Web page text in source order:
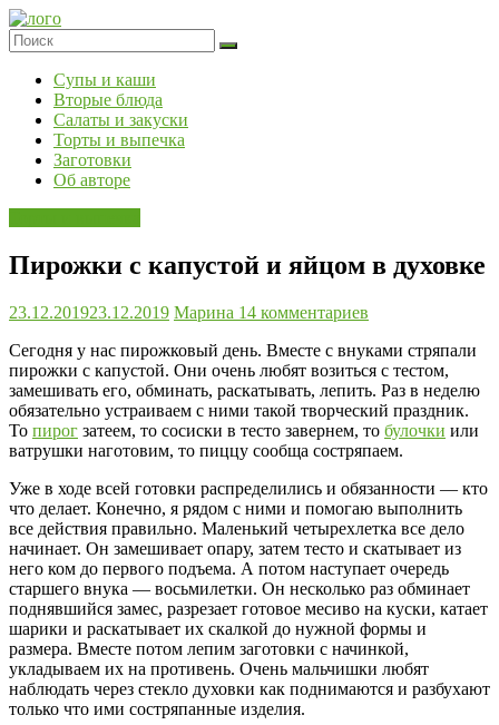
Skip
to
content
Супы и каши
Вторые блюда
Салаты и закуски
Торты и выпечка
Заготовки
Об авторе
Пирожки с капустой и яйцом в духовке
23.12.201923.12.2019 Марина 14 комментариев
Сегодня у нас пирожковый день. Вместе с внуками стряпали
пирожки с капустой. Они очень любят возиться с тестом,
замешивать его, обминать, раскатывать, лепить. Раз в неделю
обязательно устраиваем с ними такой творческий праздник.
То пирог затеем, то сосиски в тесто завернем, то булочки или
ватрушки наготовим, то пиццу сообща состряпаем.
Уже в ходе всей готовки распределились и обязанности — кто
что делает. Конечно, я рядом с ними и помогаю выполнить
все действия правильно. Маленький четырехлетка все дело
начинает. Он замешивает опару, затем тесто и скатывает из
него ком до первого подъема. А потом наступает очередь
старшего внука — восьмилетки. Он несколько раз обминает
поднявшийся замес, разрезает готовое месиво на куски, катает
шарики и раскатывает их скалкой до нужной формы и
размера. Вместе потом лепим заготовки с начинкой,
укладываем их на противень. Очень мальчишки любят
наблюдать через стекло духовки как поднимаются и разбухают
только что ими состряпанные изделия.